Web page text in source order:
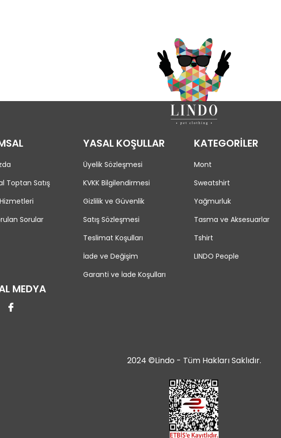
Toptan Satış
Sorular
YASAL KOŞULLAR
Üyelik Sözleşmesi
KVKK Bilgilendirmesi
Gizlilik ve Güvenlik
Satış Sözleşmesi
Teslimat Koşulları
İade ve Değişim
Garanti ve İade Koşulları
KATEGORİLER
Mont
Sweatshirt
Yağmurluk
Tasma ve Aksesuarlar
Tshirt
LINDO People
MEDYA
2024 ©Lindo - Tüm Hakları Saklıdır.